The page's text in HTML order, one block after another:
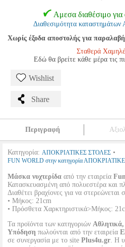
Αμεσα διαθέσιμο
Διαθεσιμότητα καταστημάτων
Χωρίς έξοδα αποστολής για
Σταθερά
Εδώ θα βρείτε κάθε μέρα τις
Wishlist
Share
Περιγραφή
Κατηγορία: ΑΠΟΚΡΙΑΤΙΚΕΣ ΣΤΟΛΕΣ •
FUN WORLD στην κατηγορία
Μάσκα νυχτερίδα από την εταιρεία
Κατασκευασμένη από πολυεστέρα και
Διαθέτει βραχίονες για να στερεώνεται
• Μήκος: 21cm
• Πρόσθετα Χαρκτηριστικά>Μήκος:
Τα προϊόντα των κατηγοριών
Υπόδηση πωλούνται από την εταιρεία
σε συνεργασία με το site Plus4u.gr. Η